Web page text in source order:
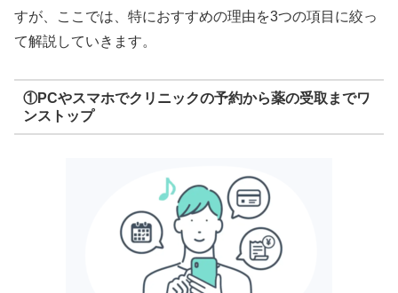
すが、ここでは、特におすすめの理由を3つの項目に絞っ
て解説していきます。
①PCやスマホでクリニックの予約から薬の受取までワ
ンストップ